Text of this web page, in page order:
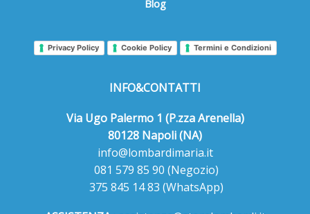
Blog
Privacy Policy Cookie Policy Termini e Condizioni
INFO&CONTATTI
Via Ugo Palermo 1 (P.zza Arenella)
80128 Napoli (NA)
info@lombardimaria.it
081 579 85 90 (Negozio)
375 845 14 83 (WhatsApp)